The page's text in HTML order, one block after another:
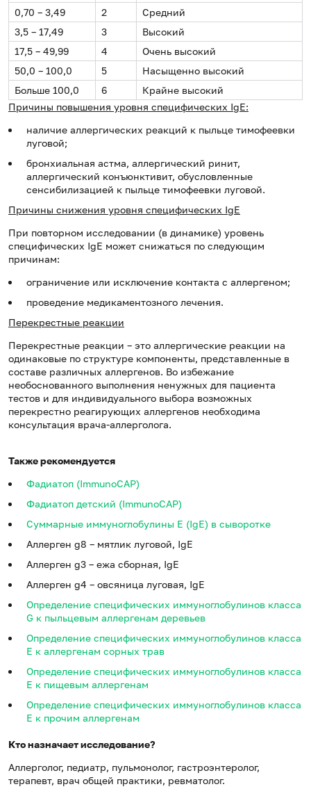
0,70 – 3,49
2
Средний
3,5 – 17,49
3
Высокий
17,5 – 49,99
4
Очень высокий
50,0 – 100,0
5
Насыщенно высокий
Больше 100,0
6
Крайне высокий
Причины повышения уровня специфических IgE:
наличие аллергических реакций к пыльце тимофеевки
луговой;
бронхиальная астма, аллергический ринит,
аллергический конъюнктивит, обусловленные
сенсибилизацией к пыльце тимофеевки луговой.
Причины снижения уровня специфических IgE
При повторном исследовании (в динамике) уровень
специфических IgE может снижаться по следующим
причинам:
ограничение или исключение контакта с аллергеном;
проведение медикаментозного лечения.
Перекрестные реакции
Перекрестные реакции – это аллергические реакции на
одинаковые по структуре компоненты, представленные в
составе различных аллергенов. Во избежание
необоснованного выполнения ненужных для пациента
тестов и для индивидуального выбора возможных
перекрестно реагирующих аллергенов необходима
консультация врача-аллерголога.
Также рекомендуется
Фадиатоп (ImmunoCAP)
Фадиатоп детский (ImmunoCAP)
Суммарные иммуноглобулины E (IgE) в сыворотке
Аллерген g8 – мятлик луговой, IgE
Аллерген g3 – ежа сборная, IgE
Аллерген g4 – овсяница луговая, IgE
Определение специфических иммуноглобулинов класса
G к пыльцевым аллергенам деревьев
Определение специфических иммуноглобулинов класса
E к аллергенам сорных трав
Определение специфических иммуноглобулинов класса
E к пищевым аллергенам
Определение специфических иммуноглобулинов класса
E к прочим аллергенам
Кто назначает исследование?
Аллерголог, педиатр, пульмонолог, гастроэнтеролог,
терапевт, врач общей практики, ревматолог.